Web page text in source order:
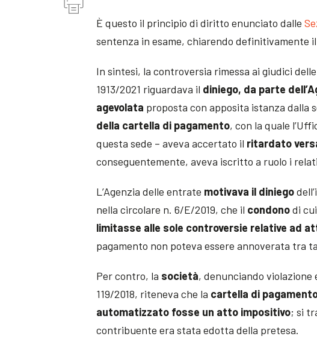
È questo il principio di diritto enunciato dalle
sentenza in esame, chiarendo
In sintesi, la controversia rimessa ai giudici
1913/2021 riguardava il diniego, da parte
agevolata proposta con apposita istanza dalla
della cartella di pagamento, con la quale
questa sede – aveva accertato il ritardato
conseguentemente, aveva iscritto a ruolo i
L’Agenzia delle entrate motivava il diniego
nella circolare n. 6/E/2019, che il condonodi
limitasse alle sole controversie relative ad
pagamento non poteva essere annoverata tra
Per contro, la società, denunciando violazione
119/2018, riteneva che la cartella di
automatizzato fosse un atto impositivo; si
contribuente era stata edotta della pretesa.